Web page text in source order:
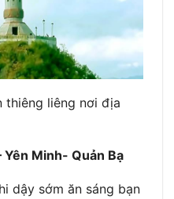
thiêng liêng nơi địa
Yên Minh- Quản Bạ
dậy sớm ăn sáng bạn